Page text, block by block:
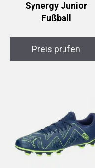
Synergy Junior
Fußball
Preis prüfen